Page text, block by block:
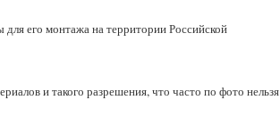
его монтажа на территории Российской
и такого разрешения, что часто по фото нельзя